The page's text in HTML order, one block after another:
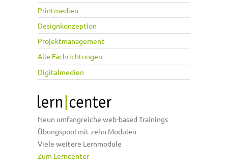
Printmedien
Designkonzeption
Projektmanagement
Alle Fachrichtungen
Digitalmedien
Neun umfangreiche web-based Trainings
Übungspool mit zehn Modulen
Viele weitere Lernmodule
Zum Lerncenter